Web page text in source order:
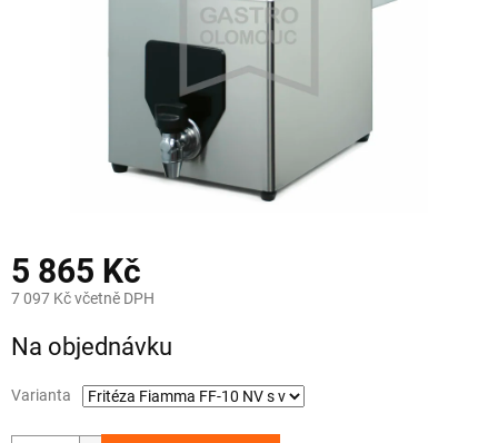
5 865 Kč
7 097 Kč včetně DPH
cena:
Na objednávku
Varianta